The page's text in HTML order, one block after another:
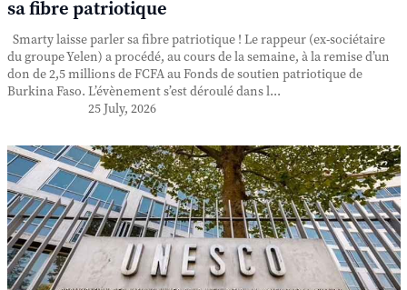
sa fibre patriotique
Smarty laisse parler sa fibre patriotique ! Le rappeur (ex-sociétaire
du groupe Yelen) a procédé, au cours de la semaine, à la remise d’un
don de 2,5 millions de FCFA au Fonds de soutien patriotique de
Burkina Faso. L’évènement s’est déroulé dans l...
25 July, 2026